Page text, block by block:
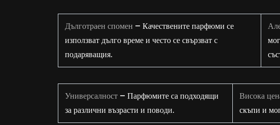
Дълготраен спомен – Качествените парфюми се
използват дълго време и често се свързват с
подаряващия.
Универсалност – Парфюмите са подходящи
за различни възрасти и поводи.
Висока
скъпи и